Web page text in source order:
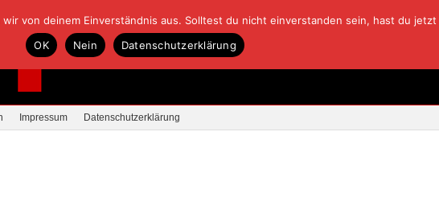
Impressum Datenschutzerklärung
von deinem Einverständnis aus. Solltest du nicht einverstanden sein, hast du
OK
Nein Datenschutzerklärung